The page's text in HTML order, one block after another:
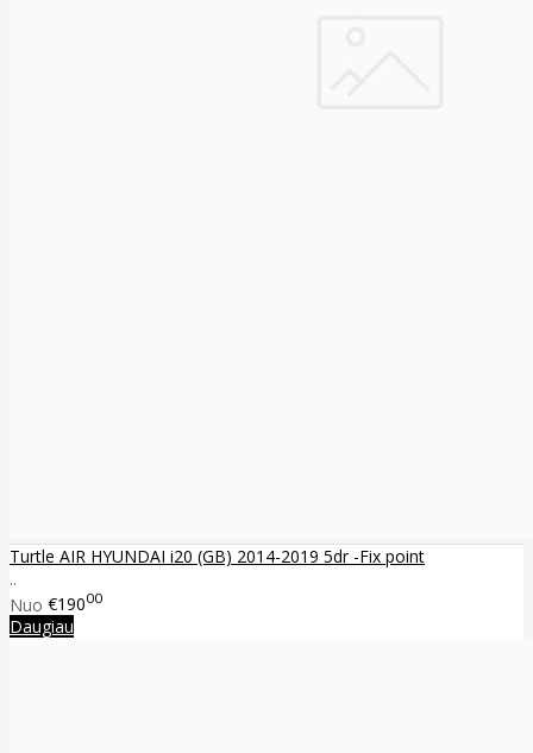
Turtle AIR HYUNDAI i20 (GB) 2014-2019 5dr -Fix point
..
Nuo €19000
Daugiau